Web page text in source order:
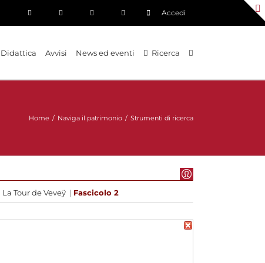
Accedi
Didattica Avvisi News ed eventi Ricerca
Home / Naviga il patrimonio / Strumenti di ricerca
La Tour de Veveÿ | Fascicolo 2